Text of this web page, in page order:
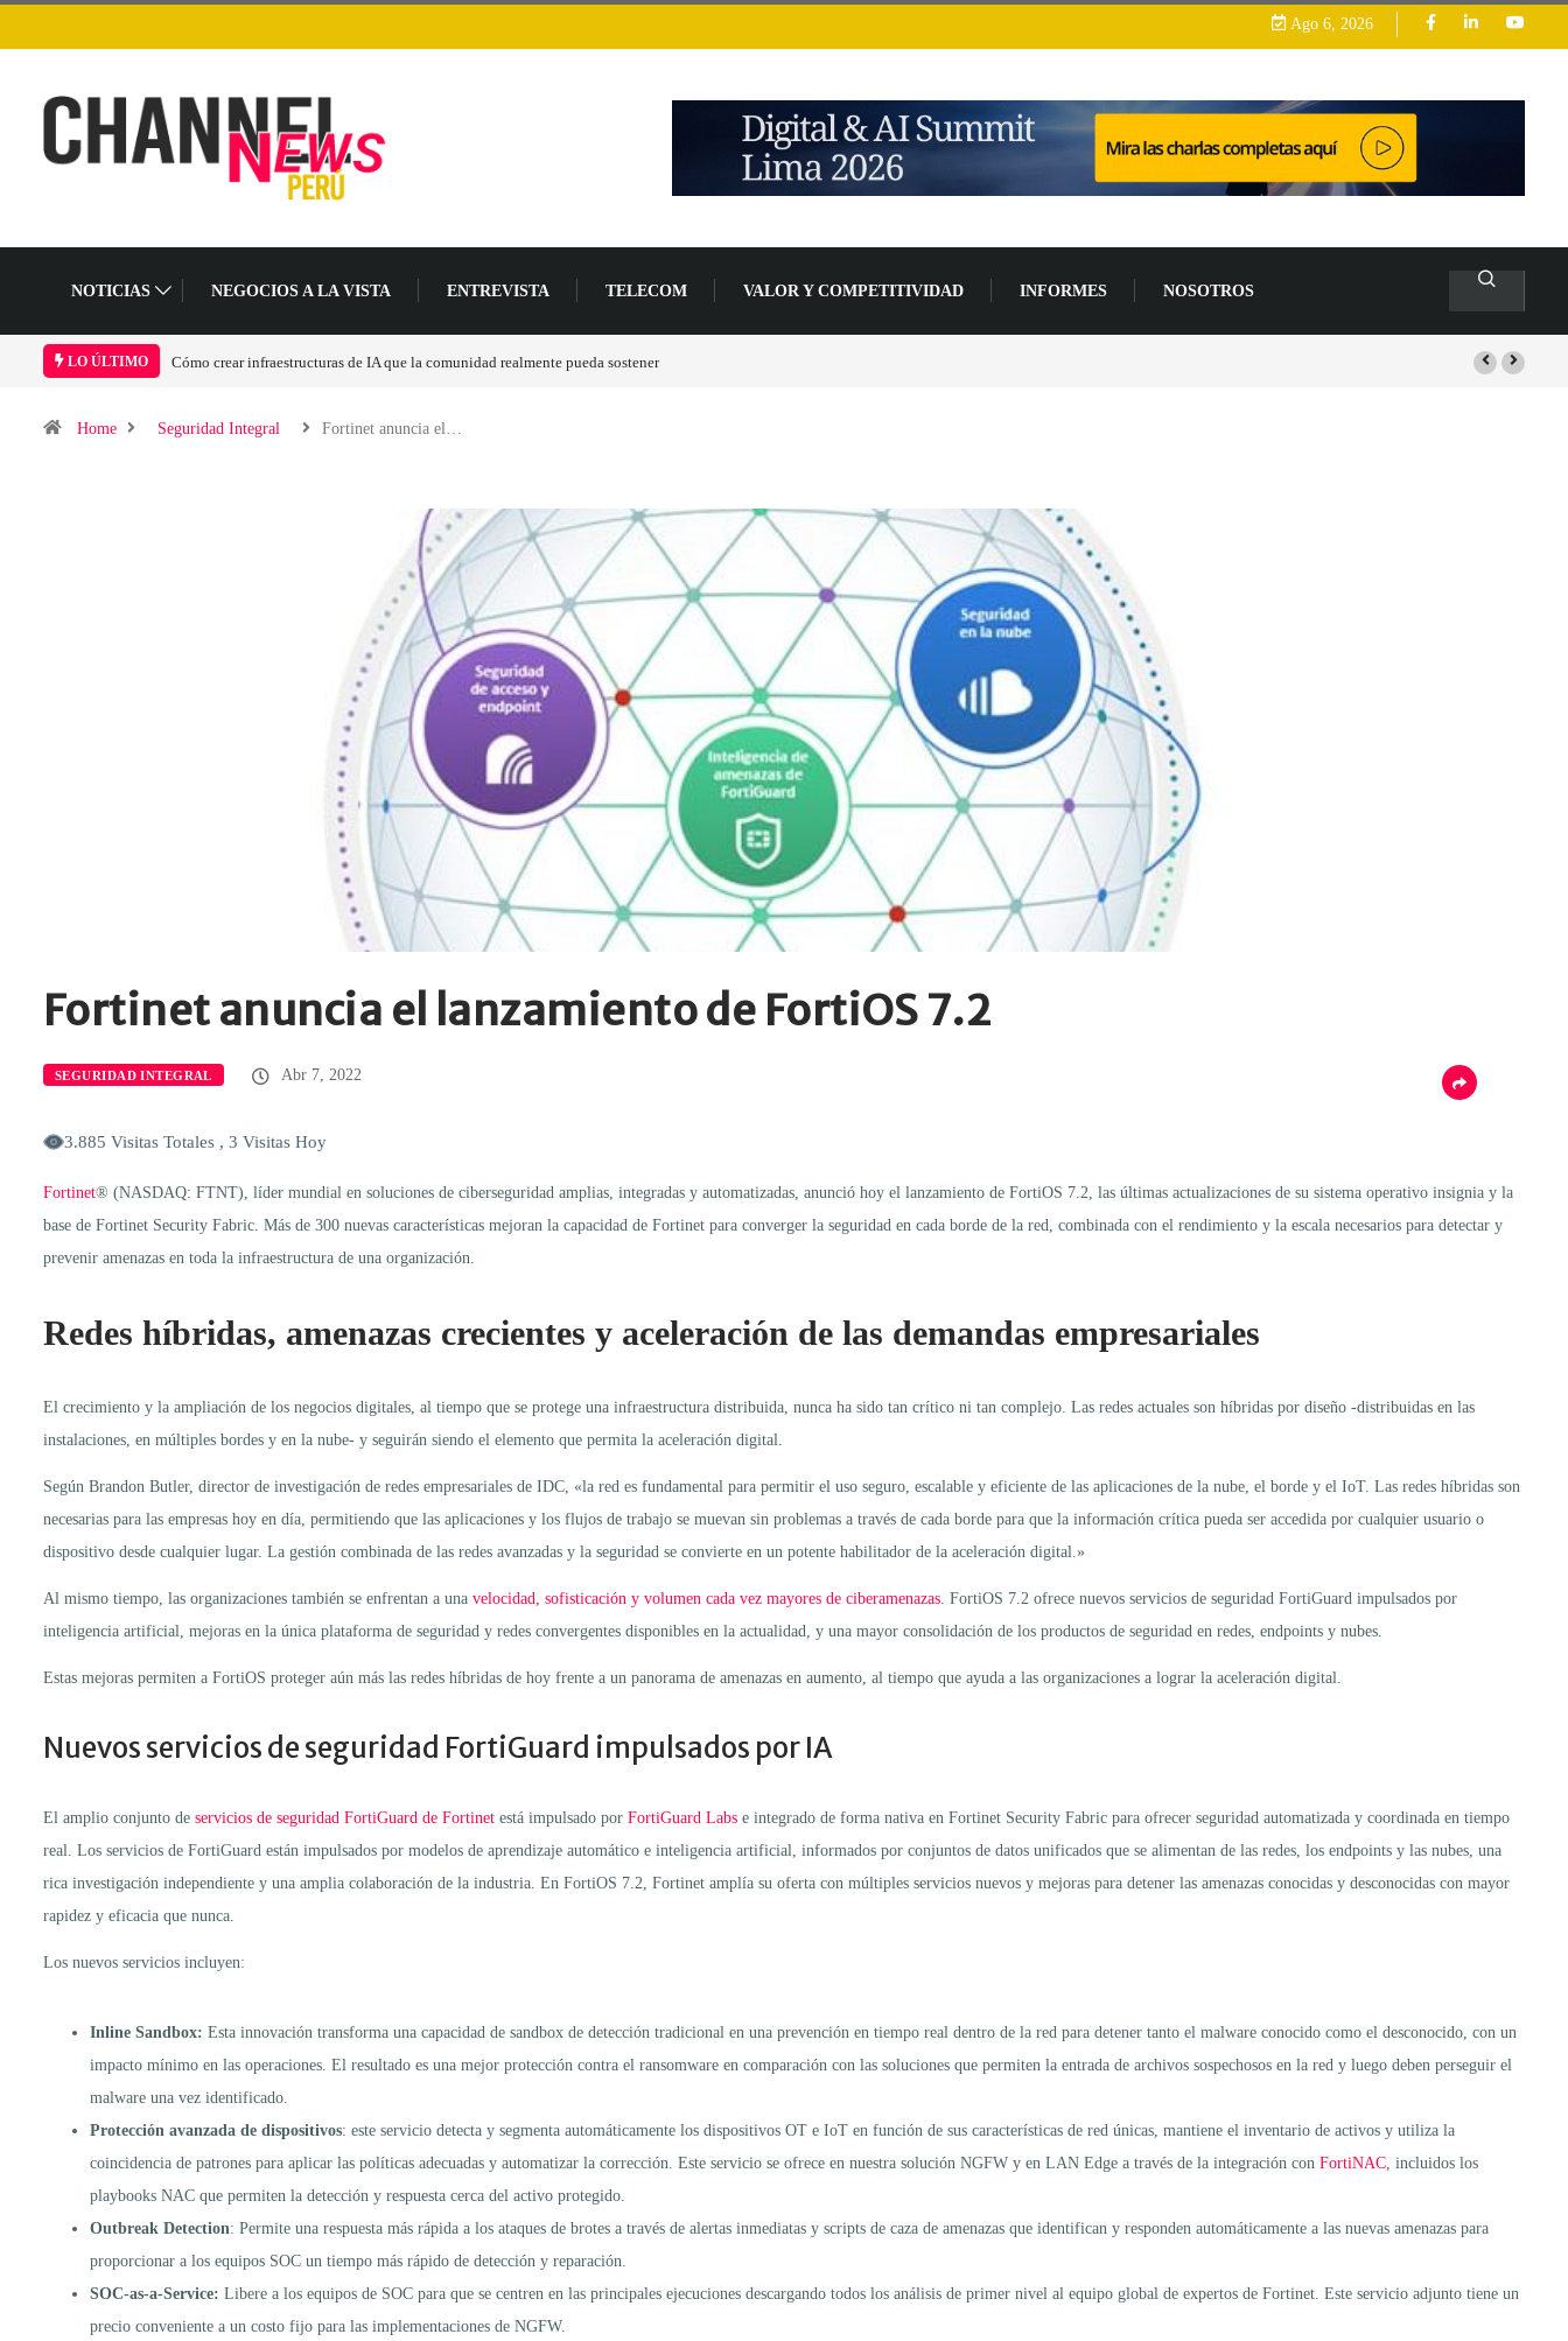
Ago 6, 2026
NOTICIAS NEGOCIOS A LA VISTA ENTREVISTA TELECOM VALOR Y COMPETITIVIDAD INFORMES NOSOTROS
LO ÚLTIMO Las tarjetas gráficas RDNA 5 ya están en fase avanzada de desarrollo
Home Seguridad Integral Fortinet anuncia el…
Fortinet anuncia el lanzamiento de FortiOS 7.2
SEGURIDAD INTEGRAL Abr 7, 2022
3.885 Visitas Totales , 3 Visitas Hoy
Fortinet® (NASDAQ: FTNT), líder mundial en soluciones de ciberseguridad amplias, integradas y automatizadas, anunció hoy el lanzamiento de FortiOS 7.2, las últimas actualizaciones de su sistema operativo insignia y la
base de Fortinet Security Fabric. Más de 300 nuevas características mejoran la capacidad de Fortinet para converger la seguridad en cada borde de la red, combinada con el rendimiento y la escala necesarios para detectar y
prevenir amenazas en toda la infraestructura de una organización.
Redes híbridas, amenazas crecientes y aceleración de las demandas empresariales
El crecimiento y la ampliación de los negocios digitales, al tiempo que se protege una infraestructura distribuida, nunca ha sido tan crítico ni tan complejo. Las redes actuales son híbridas por diseño -distribuidas en las
instalaciones, en múltiples bordes y en la nube- y seguirán siendo el elemento que permita la aceleración digital.
Según Brandon Butler, director de investigación de redes empresariales de IDC, «la red es fundamental para permitir el uso seguro, escalable y eficiente de las aplicaciones de la nube, el borde y el IoT. Las redes híbridas son
necesarias para las empresas hoy en día, permitiendo que las aplicaciones y los flujos de trabajo se muevan sin problemas a través de cada borde para que la información crítica pueda ser accedida por cualquier usuario o
dispositivo desde cualquier lugar. La gestión combinada de las redes avanzadas y la seguridad se convierte en un potente habilitador de la aceleración digital.»
Al mismo tiempo, las organizaciones también se enfrentan a una velocidad, sofisticación y volumen cada vez mayores de ciberamenazas . FortiOS 7.2 ofrece nuevos servicios de seguridad FortiGuard impulsados por
inteligencia artificial, mejoras en la única plataforma de seguridad y redes convergentes disponibles en la actualidad, y una mayor consolidación de los productos de seguridad en redes, endpoints y nubes.
Estas mejoras permiten a FortiOS proteger aún más las redes híbridas de hoy frente a un panorama de amenazas en aumento, al tiempo que ayuda a las organizaciones a lograr la aceleración digital.
Nuevos servicios de seguridad FortiGuard impulsados por IA
El amplio conjunto de servicios de seguridad FortiGuard de Fortinet está impulsado por FortiGuard Labs e integrado de forma nativa en Fortinet Security Fabric para ofrecer seguridad automatizada y coordinada en tiempo
real. Los servicios de FortiGuard están impulsados por modelos de aprendizaje automático e inteligencia artificial, informados por conjuntos de datos unificados que se alimentan de las redes, los endpoints y las nubes, una
rica investigación independiente y una amplia colaboración de la industria. En FortiOS 7.2, Fortinet amplía su oferta con múltiples servicios nuevos y mejoras para detener las amenazas conocidas y desconocidas con mayor
rapidez y eficacia que nunca.
Los nuevos servicios incluyen:
Inline Sandbox: Esta innovación transforma una capacidad de sandbox de detección tradicional en una prevención en tiempo real dentro de la red para detener tanto el malware conocido como el desconocido, con un
impacto mínimo en las operaciones. El resultado es una mejor protección contra el ransomware en comparación con las soluciones que permiten la entrada de archivos sospechosos en la red y luego deben perseguir el
malware una vez identificado.
Protección avanzada de dispositivos: este servicio detecta y segmenta automáticamente los dispositivos OT e IoT en función de sus características de red únicas, mantiene el inventario de activos y utiliza la
coincidencia de patrones para aplicar las políticas adecuadas y automatizar la corrección. Este servicio se ofrece en nuestra solución NGFW y en LAN Edge a través de la integración con FortiNAC , incluidos los
playbooks NAC que permiten la detección y respuesta cerca del activo protegido.
Outbreak Detection: Permite una respuesta más rápida a los ataques de brotes a través de alertas inmediatas y scripts de caza de amenazas que identifican y responden automáticamente a las nuevas amenazas para
proporcionar a los equipos SOC un tiempo más rápido de detección y reparación.
SOC-as-a-Service: Libere a los equipos de SOC para que se centren en las principales ejecuciones descargando todos los análisis de primer nivel al equipo global de expertos de Fortinet. Este servicio adjunto tiene un
precio conveniente a un costo fijo para las implementaciones de NGFW.